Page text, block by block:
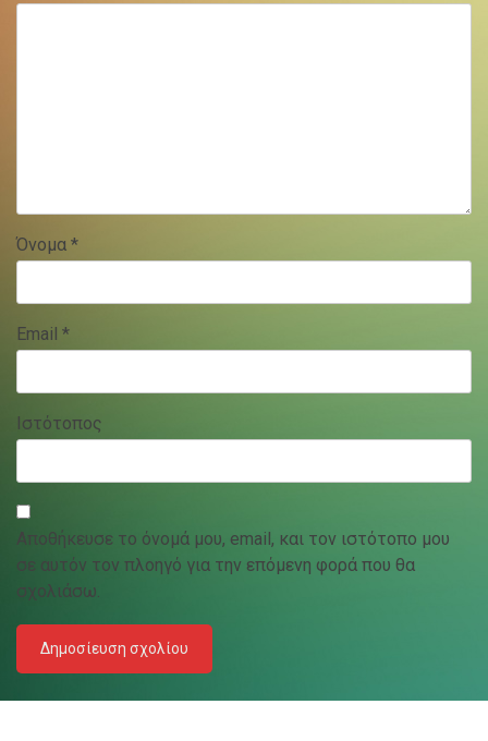
Όνομα *
Email *
Ιστότοπος
Αποθήκευσε το όνομά μου, email, και τον ιστότοπο μου
σε αυτόν τον πλοηγό για την επόμενη φορά που θα
σχολιάσω.